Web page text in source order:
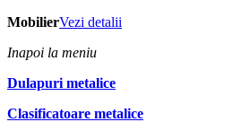
MobilierVezi detalii
Inapoi la meniu
Dulapuri metalice
Clasificatoare metalice